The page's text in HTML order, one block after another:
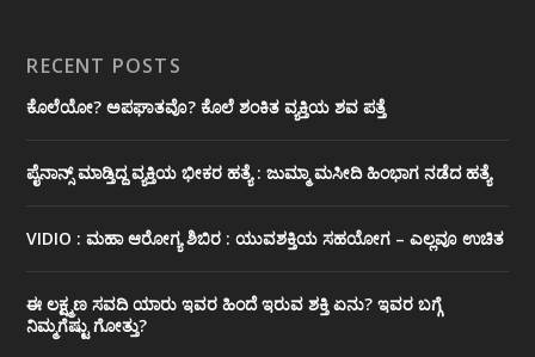
RECENT POSTS
ಕೊಲೆಯೋ? ಅಪಘಾತವೊ? ಕೊಲೆ ಶಂಕಿತ ವ್ಯಕ್ತಿಯ ಶವ ಪತ್ತೆ
ಪೈನಾನ್ಸ್ ಮಾಡ್ತಿದ್ದ ವ್ಯಕ್ತಿಯ ಭೀಕರ‌ ಹತ್ಯೆ : ಜುಮ್ಮಾ ಮಸೀದಿ ಹಿಂಭಾಗ ನಡೆದ ಹತ್ಯೆ
VIDIO : ಮಹಾ ಆರೋಗ್ಯ ಶಿಬಿರ : ಯುವಶಕ್ತಿಯ ಸಹಯೋಗ – ಎಲ್ಲವೂ ಉಚಿತ
ಈ ಲಕ್ಷ್ಮಣ ಸವದಿ ಯಾರು ಇವರ ಹಿಂದೆ ಇರುವ ಶಕ್ತಿ ಏನು? ಇವರ ಬಗ್ಗೆ
ನಿಮ್ಮಗೆಷ್ಟು ಗೋತ್ತು?